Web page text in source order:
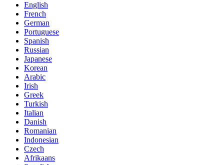
English
French
German
Portuguese
Spanish
Russian
Japanese
Korean
Arabic
Irish
Greek
Turkish
Italian
Danish
Romanian
Indonesian
Czech
Afrikaans